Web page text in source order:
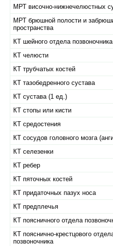
МРТ височно-нижнечелюстных
МРТ брюшной полости и
пространства
КТ шейного отдела позвоночника
КТ челюсти
КТ трубчатых костей
КТ тазобедренного сустава
КТ сустава (1 ед.)
КТ стопы или кисти
КТ средостения
КТ сосудов головного мозга
КТ селезенки
КТ ребер
КТ пяточных костей
КТ придаточных пазух носа
КТ предплечья
КТ поясничного отдела
КТ пояснично-крестцового
позвоночника